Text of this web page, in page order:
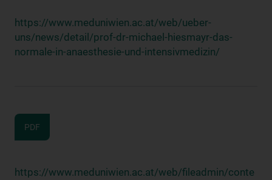
https://www.meduniwien.ac.at/web/ueber-
uns/news/detail/prof-dr-michael-hiesmayr-das-
normale-in-anaesthesie-und-intensivmedizin/
PDF
https://www.meduniwien.ac.at/web/fileadmin/conte